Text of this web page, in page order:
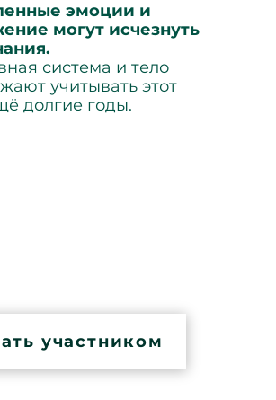
эмоции и
могут исчезнуть
система и тело
учитывать этот
долгие годы.
участником